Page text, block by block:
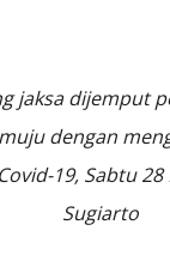
jaksa dijemput
dengan
19, Sabtu
Sugiarto